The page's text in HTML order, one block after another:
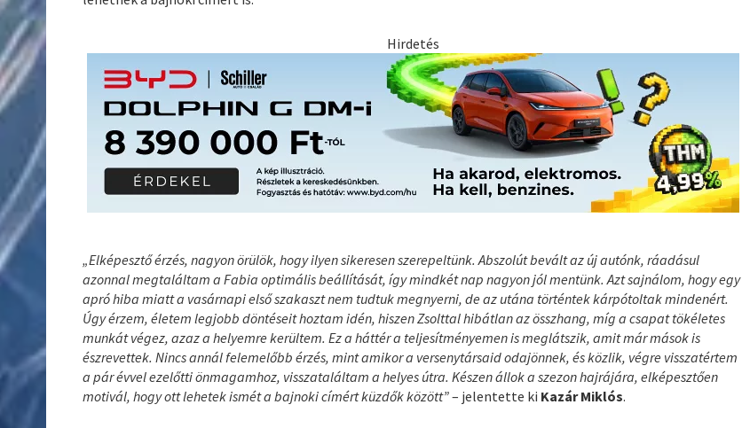
Hirdetés
„Elképesztő érzés, nagyon örülök, hogy ilyen sikeresen szerepeltünk. Abszolút bevált az új autónk, ráadásul
azonnal megtaláltam a Fabia optimális beállítását, így mindkét nap nagyon jól mentünk. Azt sajnálom, hogy egy
apró hiba miatt a vasárnapi első szakaszt nem tudtuk megnyerni, de az utána történtek kárpótoltak mindenért.
Úgy érzem, életem legjobb döntéseit hoztam idén, hiszen Zsolttal hibátlan az összhang, míg a csapat tökéletes
munkát végez, azaz a helyemre kerültem. Ez a háttér a teljesítményemen is meglátszik, amit már mások is
észrevettek. Nincs annál felemelőbb érzés, mint amikor a versenytársaid odajönnek, és közlik, végre visszatértem
a pár évvel ezelőtti önmagamhoz, visszataláltam a helyes útra. Készen állok a szezon hajrájára, elképesztően
motivál, hogy ott lehetek ismét a bajnoki címért küzdők között”– jelentette ki Kazár Miklós.